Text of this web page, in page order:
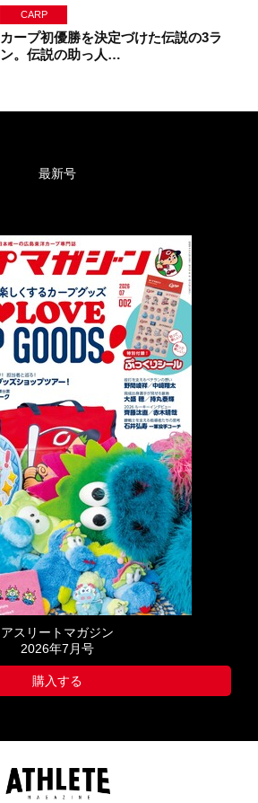
CARP
カープ初優勝を決定づけた伝説の3ラ
ン。伝説の助っ人…
最新号
アスリートマガジン
2026年7月号
購入する